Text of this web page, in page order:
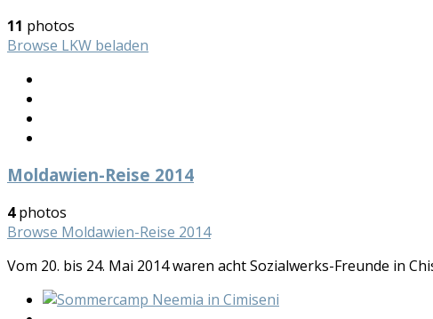
11 photos
Browse LKW beladen
Moldawien-Reise 2014
4photos
Browse Moldawien-Reise 2014
Vom 20. bis 24. Mai 2014 waren acht Sozialwerks-Freunde in